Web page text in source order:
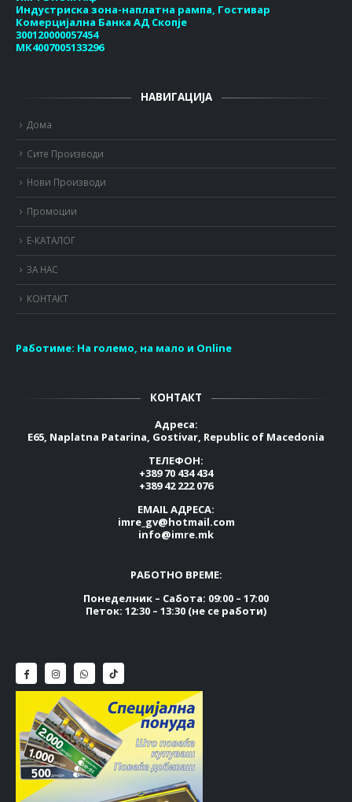
Индустриска зона-наплатна рампа, Гостивар
Комерцијална Банка АД Скопје
300120000057454
МК4007005133296
НАВИГАЦИЈА
Дома
Сите Производи
Нови Производи
Промоции
Е-КАТАЛОГ
ЗА НАС
КОНТАКТ
Работиме: На големо, на мало и Online
КОНТАКТ
Адреса:
E65, Naplatna Patarina, Gostivar, Republic of Macedonia
ТЕЛЕФОН:
+389 70 434 434
+389 42 222 076
EMAIL АДРЕСА:
imre_gv@hotmail.com
info@imre.mk
РАБОТНО ВРЕМЕ:
Понеделник – Сабота: 09:00 – 17:00
Петок: 12:30 – 13:30 (не се работи)